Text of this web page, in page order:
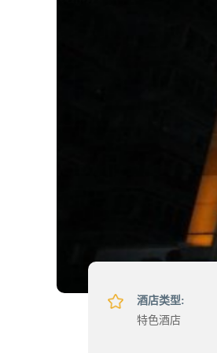
酒店类型:
特色酒店